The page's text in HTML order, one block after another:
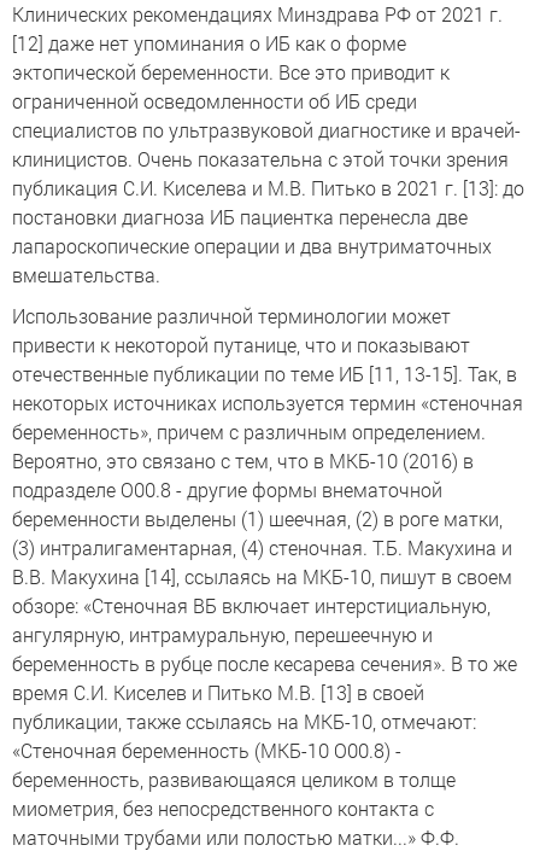
Клинических рекомендациях Минздрава РФ от 2021 г.
[12] даже нет упоминания о ИБ как о форме
эктопической беременности. Все это приводит к
ограниченной осведомленности об ИБ среди
специалистов по ультразвуковой диагностике и врачей-
клиницистов. Очень показательна с этой точки зрения
публикация С.И. Киселева и М.В. Питько в 2021 г. [13]: до
постановки диагноза ИБ пациентка перенесла две
лапароскопические операции и два внутриматочных
вмешательства.
Использование различной терминологии может
привести к некоторой путанице, что и показывают
отечественные публикации по теме ИБ [11, 13-15]. Так, в
некоторых источниках используется термин «стеночная
беременность», причем с различным определением.
Вероятно, это связано с тем, что в МКБ-10 (2016) в
подразделе О00.8 - другие формы внематочной
беременности выделены (1) шеечная, (2) в роге матки,
(3) интралигаментарная, (4) стеночная. Т.Б. Макухина и
В.В. Макухина [14], ссылаясь на МКБ-10, пишут в своем
обзоре: «Стеночная ВБ включает интерстициальную,
ангулярную, интрамуральную, перешеечную и
беременность в рубце после кесарева сечения». В то же
время С.И. Киселев и Питько М.В. [13] в своей
публикации, также ссылаясь на МКБ-10, отмечают:
«Стеночная беременность (МКБ-10 О00.8) -
беременность, развивающаяся целиком в толще
миометрия, без непосредственного контакта с
маточными трубами или полостью матки...» Ф.Ф.